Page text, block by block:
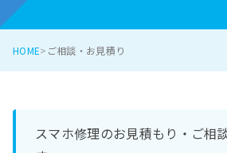
HOME ご相談・お見積り
スマホ修理のお見積もり・ご相